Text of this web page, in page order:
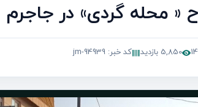
« محله گردی» در جاجرم
5,850 بازدید کد خبر: jm-94939